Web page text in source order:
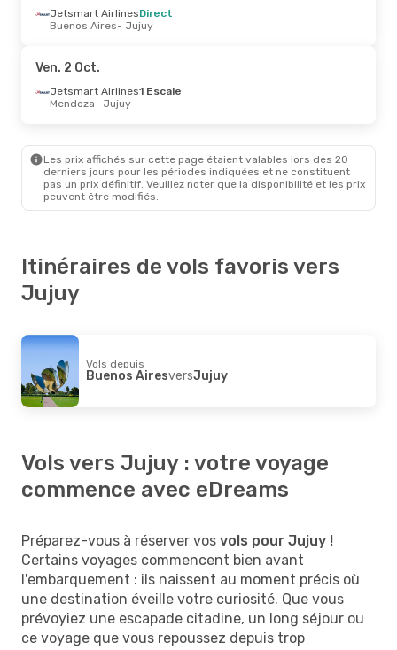
Jetsmart AirlinesDirect
Buenos Aires- Jujuy
Ven. 2 Oct.
Jetsmart Airlines1 Escale
Mendoza- Jujuy
Les prix affichés sur cette page étaient valables lors des 20
derniers jours pour les périodes indiquées et ne constituent
pas un prix définitif. Veuillez noter que la disponibilité et les prix
peuvent être modifiés.
Itinéraires de vols favoris vers
Jujuy
Vols depuis
Buenos AiresversJujuy
Vols vers Jujuy : votre voyage
commence avec eDreams
Préparez-vous à réserver vos vols pour Jujuy !
Certains voyages commencent bien avant
l'embarquement : ils naissent au moment précis où
une destination éveille votre curiosité. Que vous
prévoyiez une escapade citadine, un long séjour ou
ce voyage que vous repoussez depuis trop